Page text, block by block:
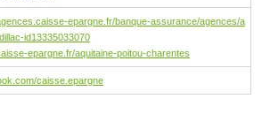
epargne.fr/banque-assurance/agences/a
id13335033070
epargne.fr/aquitaine-poitou-charentes
caisse.epargne